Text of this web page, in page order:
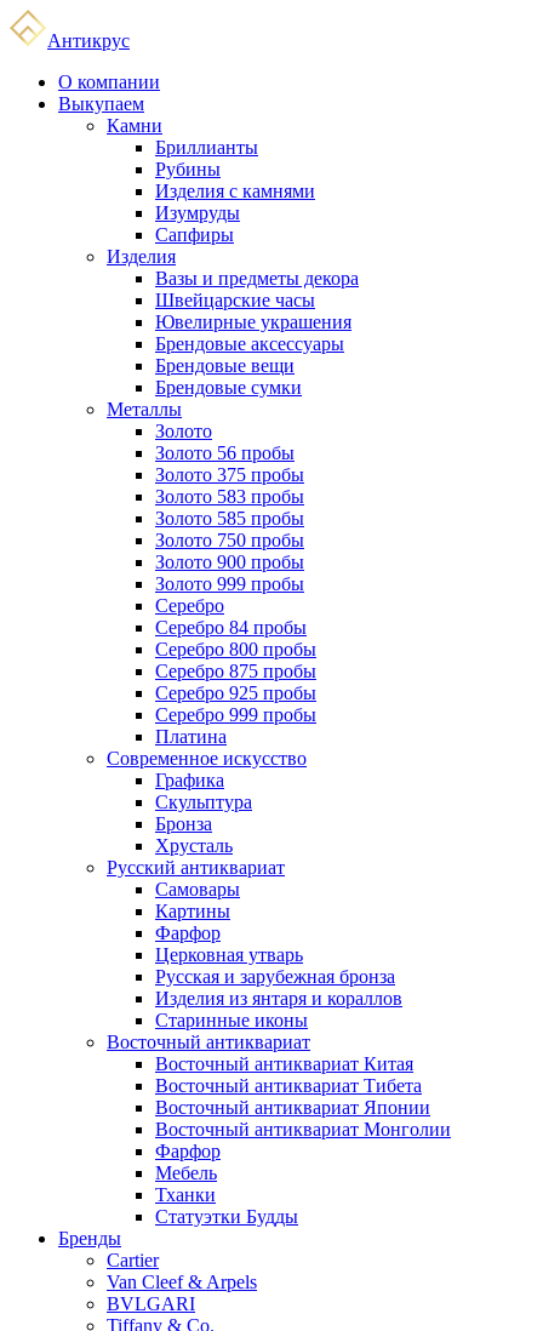
Антикрус
О компании
Выкупаем
Камни
Бриллианты
Рубины
Изделия с камнями
Изумруды
Сапфиры
Изделия
Вазы и предметы декора
Швейцарские часы
Ювелирные украшения
Брендовые аксессуары
Брендовые вещи
Брендовые сумки
Металлы
Золото
Золото 56 пробы
Золото 375 пробы
Золото 583 пробы
Золото 585 пробы
Золото 750 пробы
Золото 900 пробы
Золото 999 пробы
Серебро
Серебро 84 пробы
Серебро 800 пробы
Серебро 875 пробы
Серебро 925 пробы
Серебро 999 пробы
Платина
Современное искусство
Графика
Скульптура
Бронза
Хрусталь
Русский антиквариат
Самовары
Картины
Фарфор
Церковная утварь
Русская и зарубежная бронза
Изделия из янтаря и кораллов
Старинные иконы
Восточный антиквариат
Восточный антиквариат Китая
Восточный антиквариат Тибета
Восточный антиквариат Японии
Восточный антиквариат Монголии
Фарфор
Мебель
Тханки
Статуэтки Будды
Бренды
Cartier
Van Cleef & Arpels
BVLGARI
Tiffany & Co.